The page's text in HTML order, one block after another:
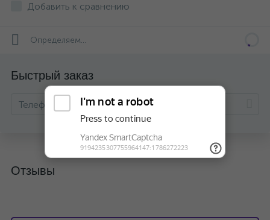
Добавить к сравнению
Определяем...
Быстрый заказ
Отзывы